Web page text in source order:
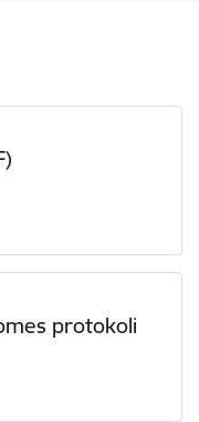
protokoli